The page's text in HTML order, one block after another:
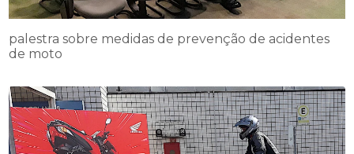
palestra sobre medidas de prevenção de acidentes
de moto